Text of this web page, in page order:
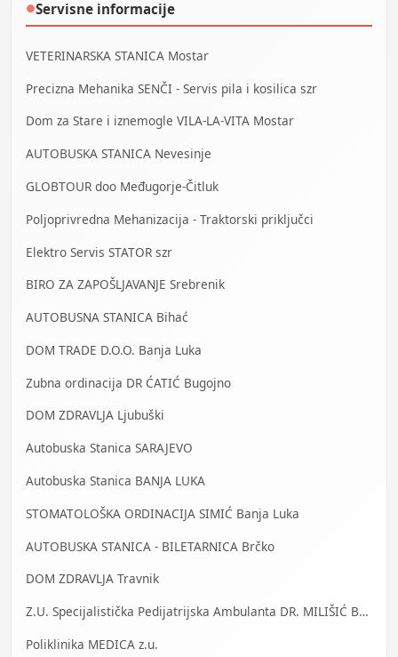
●Servisne informacije
VETERINARSKA STANICA Mostar
Precizna Mehanika SENČI - Servis pila i kosilica szr
Dom za Stare i iznemogle VILA-LA-VITA Mostar
AUTOBUSKA STANICA Nevesinje
GLOBTOUR doo Međugorje-Čitluk
Poljoprivredna Mehanizacija - Traktorski priključci
Elektro Servis STATOR szr
BIRO ZA ZAPOŠLJAVANJE Srebrenik
AUTOBUSNA STANICA Bihać
DOM TRADE D.O.O. Banja Luka
Zubna ordinacija DR ĆATIĆ Bugojno
DOM ZDRAVLJA Ljubuški
Autobuska Stanica SARAJEVO
Autobuska Stanica BANJA LUKA
STOMATOLOŠKA ORDINACIJA SIMIĆ Banja Luka
AUTOBUSKA STANICA - BILETARNICA Brčko
DOM ZDRAVLJA Travnik
Z.U. Specijalistička Pedijatrijska Ambulanta DR. MILIŠIĆ Banja Luka
Poliklinika MEDICA z.u.